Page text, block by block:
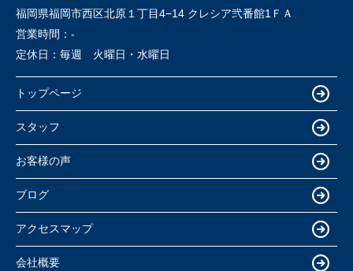
福岡県福岡市西区北原１丁目4−14 クレシア弐番館1ＦＡ
営業時間： -
定休日： 毎週 火曜日・水曜日
トップページ
スタッフ
お客様の声
ブログ
アクセスマップ
会社概要